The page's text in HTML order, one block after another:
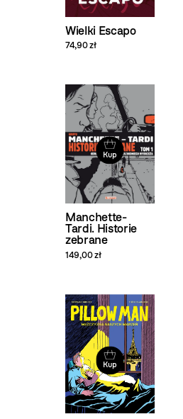
Wielki Escapo
74,90 zł
Kup
Manchette-
Tardi. Historie
zebrane
149,00 zł
Kup